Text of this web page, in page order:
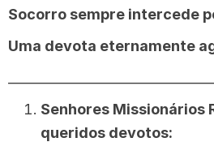
Socorro sempre intercede
Uma devota eternamente
Senhores Missionários
queridos devotos: